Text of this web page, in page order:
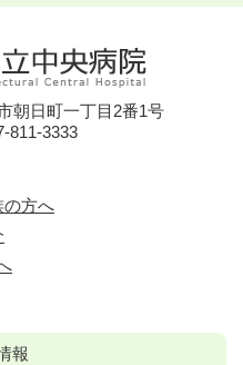
朝日町一丁目2番1号
811-3333
の方へ
報